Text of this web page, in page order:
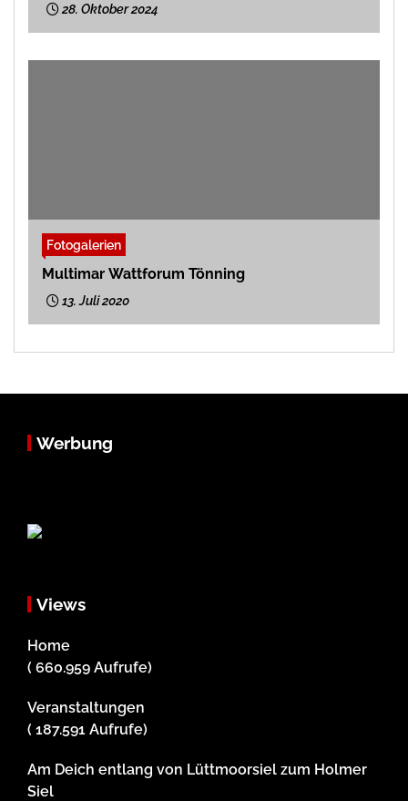
28. Oktober 2024
Fotogalerien
Multimar Wattforum Tönning
13. Juli 2020
Werbung
Views
Home
( 660.959 Aufrufe)
Veranstaltungen
( 187.591 Aufrufe)
Am Deich entlang von Lüttmoorsiel zum Holmer
Siel